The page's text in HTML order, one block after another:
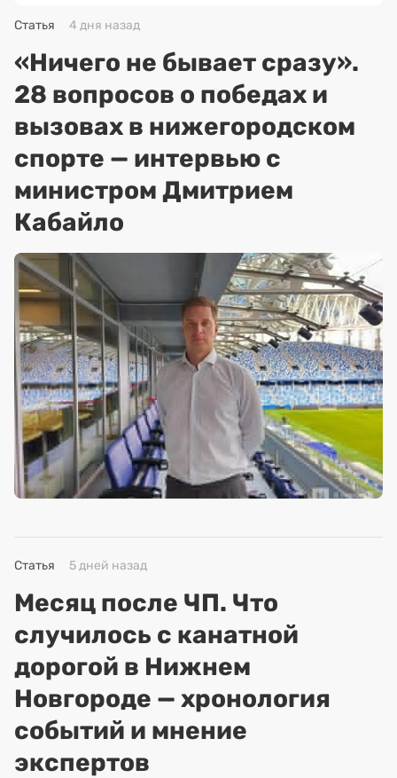
Статья 4 дня назад
«Ничего не бывает сразу».
28 вопросов о победах и
вызовах в нижегородском
спорте — интервью с
министром Дмитрием
Кабайло
Статья 5 дней назад
Месяц после ЧП. Что
случилось с канатной
дорогой в Нижнем
Новгороде — хронология
событий и мнение
экспертов